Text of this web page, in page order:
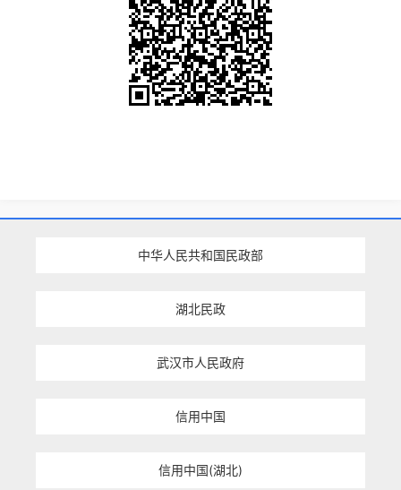
中华人民共和国民政部
湖北民政
武汉市人民政府
信用中国
信用中国(湖北)